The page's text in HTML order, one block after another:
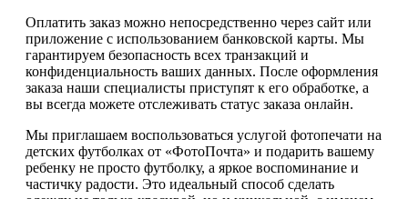
Оплатить заказ можно непосредственно через сайт или
приложение с использованием банковской карты. Мы
гарантируем безопасность всех транзакций и
конфиденциальность ваших данных. После оформления
заказа наши специалисты приступят к его обработке, а
вы всегда можете отслеживать статус заказа онлайн.
Мы приглашаем воспользоваться услугой фотопечати на
детских футболках от «ФотоПочта» и подарить вашему
ребенку не просто футболку, а яркое воспоминание и
частичку радости. Это идеальный способ сделать